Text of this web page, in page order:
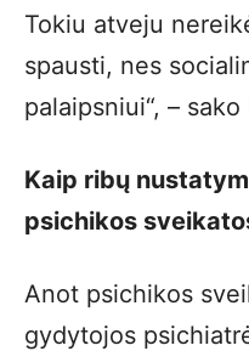
Tokiu atveju
spausti, nes
palaipsniui“, –
Kaip ribų
psichikos
Anot psichikos
gydytojos